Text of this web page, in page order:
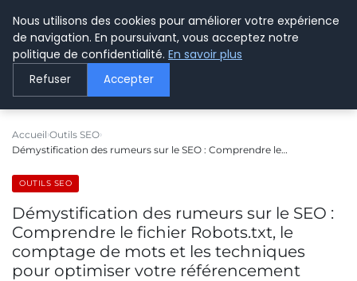
LE WEBMARKETING
Accueil Outils SEO
Démystification des rumeurs sur le SEO : Comprendre le…
OUTILS SEO
Démystification des rumeurs sur le SEO :
Comprendre le fichier Robots.txt, le
comptage de mots et les techniques
pour optimiser votre référencement
Nous utilisons des cookies pour améliorer votre expérience
de navigation. En poursuivant, vous acceptez notre
politique de confidentialité. En savoir plus
Refuser Accepter